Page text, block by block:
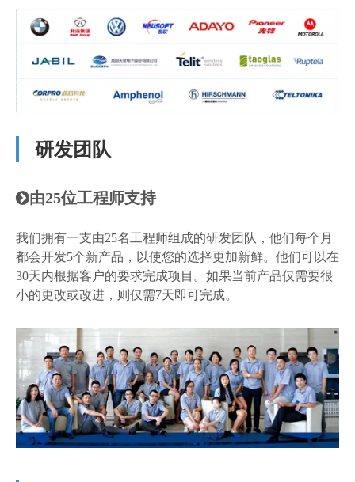
研发团队
由25位工程师支持
我们拥有一支由25名工程师组成的研发团队，他们每个月
都会开发5个新产品，以使您的选择更加新鲜。他们可以在
30天内根据客户的要求完成项目。如果当前产品仅需要很
小的更改或改进，则仅需7天即可完成。